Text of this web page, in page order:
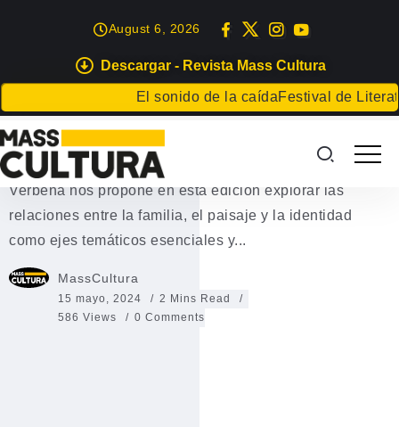
Descargar - Revista Mass Cultura
El sonido de la caídaFestival de
August 6, 2026
EVENTOS LETRAS
Verbena
III Encuentro de literatura El III Encuentro de literatura
Verbena nos propone en esta edición explorar las
relaciones entre la familia, el paisaje y la identidad
como ejes temáticos esenciales y...
MassCultura
15 mayo, 2024
2 Mins Read
586 Views
0 Comments